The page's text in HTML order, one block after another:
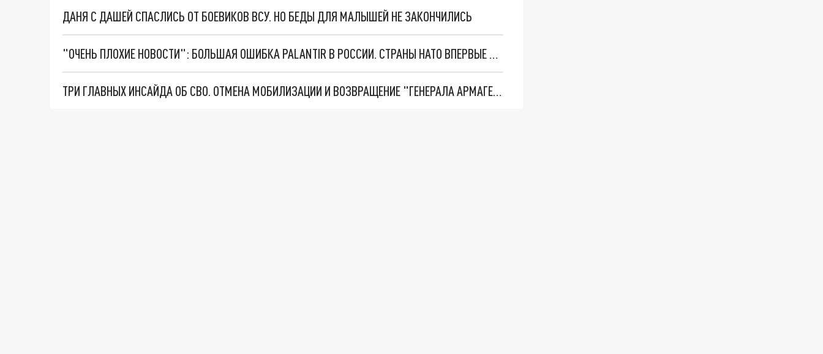
ДАНЯ С ДАШЕЙ СПАСЛИСЬ ОТ БОЕВИКОВ ВСУ. НО БЕДЫ ДЛЯ МАЛЫШЕЙ НЕ ЗАКОНЧИЛИСЬ
"ОЧЕНЬ ПЛОХИЕ НОВОСТИ": БОЛЬШАЯ ОШИБКА PALANTIR В РОССИИ. СТРАНЫ НАТО ВПЕРВЫЕ ЗА СВО ОСТАНОВИЛИ ПОСТАВКИ ОРУЖИЯ. ВСУ ТЕРЯЮТ ПРИГРАНИЧЬЕ?
ТРИ ГЛАВНЫХ ИНСАЙДА ОБ СВО. ОТМЕНА МОБИЛИЗАЦИИ И ВОЗВРАЩЕНИЕ "ГЕНЕРАЛА АРМАГЕДДОНА"? ОТЛИЧНЫЕ НОВОСТИ, КОТОРЫЕ ЖДАЛИ ВСЕ